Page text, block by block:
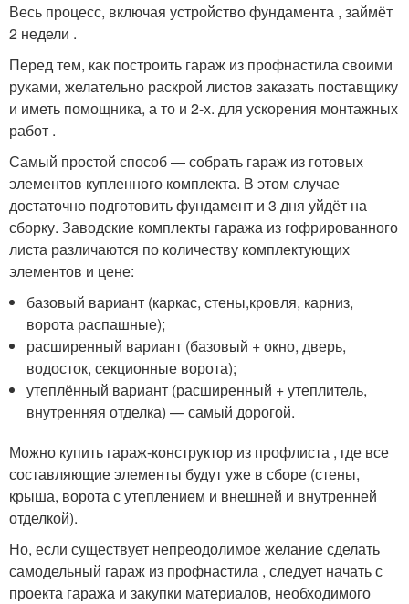
Весь процесс, включая устройство фундамента , займёт
2 недели .
Перед тем, как построить гараж из профнастила своими
руками, желательно раскрой листов заказать поставщику
и иметь помощника, а то и 2-х. для ускорения монтажных
работ .
Самый простой способ — собрать гараж из готовых
элементов купленного комплекта. В этом случае
достаточно подготовить фундамент и 3 дня уйдёт на
сборку. Заводские комплекты гаража из гофрированного
листа различаются по количеству комплектующих
элементов и цене:
базовый вариант (каркас, стены,кровля, карниз,
ворота распашные);
расширенный вариант (базовый + окно, дверь,
водосток, секционные ворота);
утеплённый вариант (расширенный + утеплитель,
внутренняя отделка) — самый дорогой.
Можно купить гараж-конструктор из профлиста , где все
составляющие элементы будут уже в сборе (стены,
крыша, ворота с утеплением и внешней и внутренней
отделкой).
Но, если существует непреодолимое желание сделать
самодельный гараж из профнастила , следует начать с
проекта гаража и закупки материалов, необходимого